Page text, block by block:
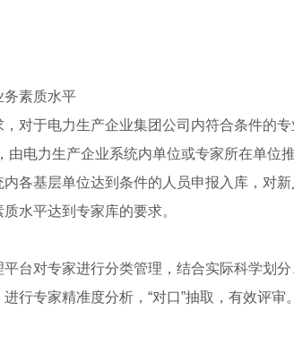
务素质水平
对于电力生产企业集团公司内符合条件的专
电力生产企业系统内单位或专家所在单位
各基层单位达到条件的人员申报入库，对
水平达到专家库的要求。
台对专家进行分类管理，结合实际科学划
行专家精准度分析，“对口”抽取，有效评审。